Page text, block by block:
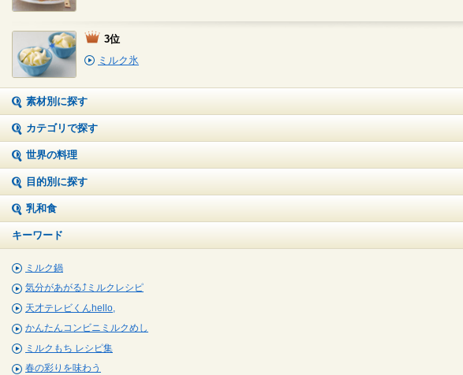
3位
ミルク氷
素材別に探す
カテゴリで探す
世界の料理
目的別に探す
乳和食
キーワード
ミルク鍋
気分があがる⤴ミルクレシピ
天才テレビくんhello,
かんたんコンビニミルクめし
ミルクもち レシピ集
春の彩りを味わう